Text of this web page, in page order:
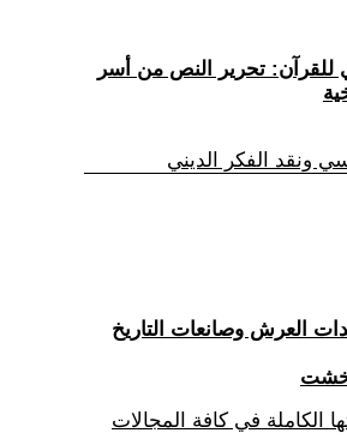
للقرآن: تحرير النص من أسر
ونقد الفكر الديني
العرش وصانعات التاريخ
الكاملة في كافة المجالات